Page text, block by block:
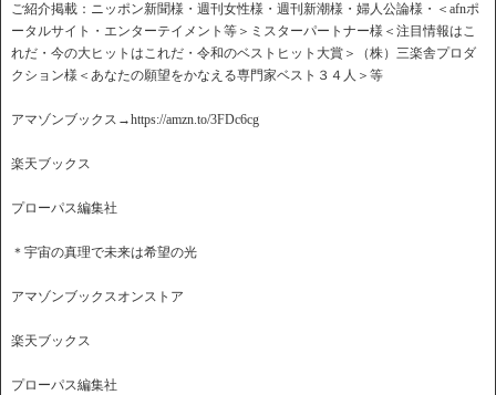
ご紹介掲載：ニッポン新聞様・週刊女性様・週刊新潮様・婦人公論様・＜afnポ
ータルサイト・エンターテイメント等＞ミスターパートナー様＜注目情報はこ
れだ・今の大ヒットはこれだ・令和のベストヒット大賞＞（株）三楽舎プロダ
クション様＜あなたの願望をかなえる専門家ベスト３４人＞等
アマゾンブックス→https://amzn.to/3FDc6cg
楽天ブックス
プローパス編集社
＊宇宙の真理で未来は希望の光
アマゾンブックスオンストア
楽天ブックス
プローパス編集社